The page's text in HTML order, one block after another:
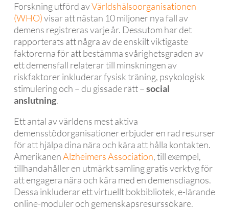
Forskning utförd avVärldshälsoorganisationen
(WHO)visar att nästan 10 miljoner nya fall av
demens registreras varje år. Dessutom har det
rapporterats att några av de enskilt viktigaste
faktorerna för att bestämma svårighetsgraden av
ett demensfall relaterar till minskningen av
riskfaktorer inkluderar fysisk träning, psykologisk
stimulering och – du gissade rätt –social
anslutning.
Ett antal av världens mest aktiva
demensstödorganisationer erbjuder en rad resurser
för att hjälpa dina nära och kära att hålla kontakten.
AmerikanenAlzheimers Association, till exempel,
tillhandahåller en utmärkt samling gratis verktyg för
att engagera nära och kära med en demensdiagnos.
Dessa inkluderar ett virtuellt bokbibliotek, e-lärande
online-moduler och gemenskapsresurssökare.